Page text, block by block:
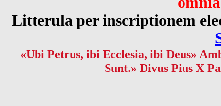
Litterula per inscriptionem
«Ubi Petrus, ibi Ecclesia, ibi Deus»
Sunt.» Divus Pius X